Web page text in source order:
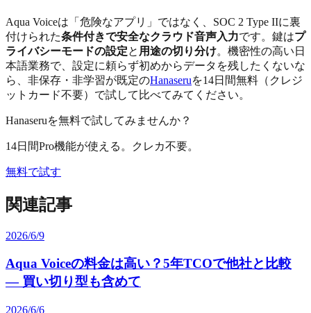
Aqua Voiceは「危険なアプリ」ではなく、SOC 2 Type IIに裏
付けられた条件付きで安全なクラウド音声入力です。鍵はプ
ライバシーモードの設定と 用途の切り分け。機密性の高い日
本語業務で、設定に頼らず初めからデータを残したくないな
ら、非保存・非学習が既定のHanaseruを14日間無料（クレジ
ットカード不要）で試して比べてみてください。
Hanaseruを無料で試してみませんか？
14日間Pro機能が使える。クレカ不要。
無料で試す
関連記事
2026/6/9
Aqua Voiceの料金は高い？5年TCOで他社と比較
— 買い切り型も含めて
2026/6/6